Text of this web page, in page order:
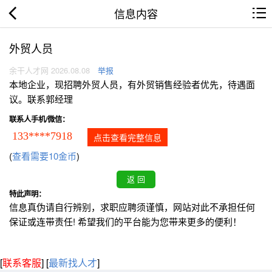
信息内容
外贸人员
余干人才网 2026.08.08 举报
本地企业，现招聘外贸人员，有外贸销售经验者优先，待遇面
议。联系郭经理
联系人手机/微信：
133****7918 点击查看完整信息
(查看需要10金币)
特此声明：
信息真伪请自行辨别，求职应聘须谨慎，网站对此不承担任何
保证或连带责任! 希望我们的平台能为您带来更多的便利！
[联系客服] [最新找人才]